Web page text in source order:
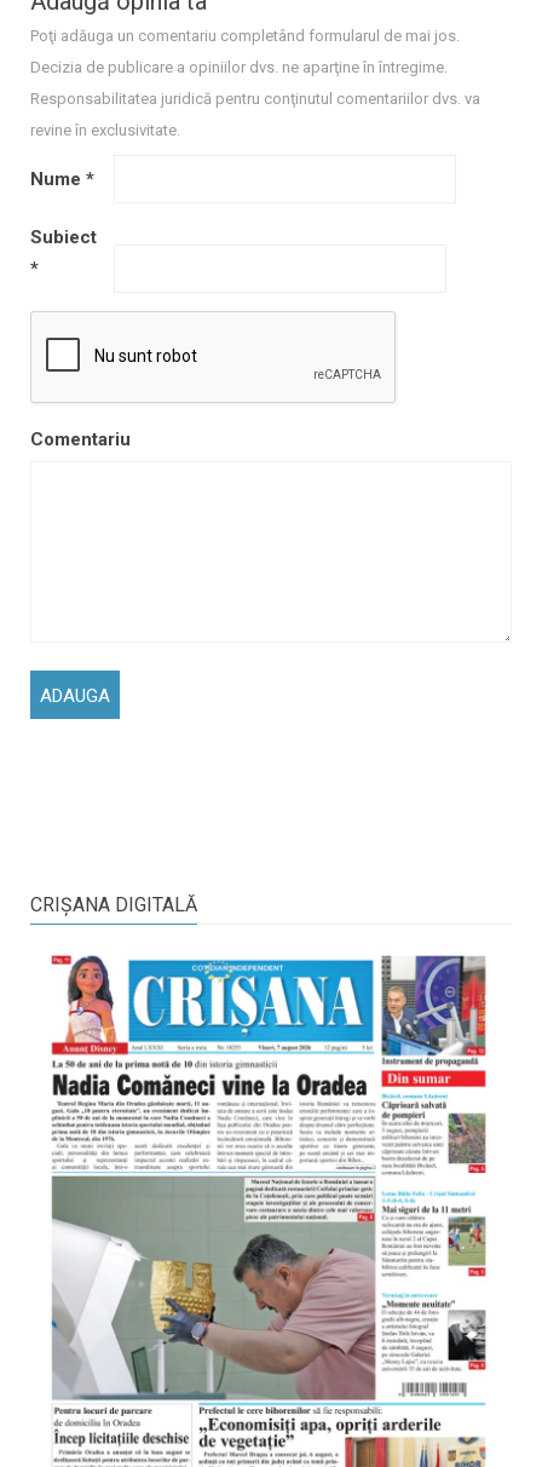
Poţi adăuga un comentariu completând formularul de mai jos.
Decizia de publicare a opiniilor dvs. ne aparţine în întregime.
Responsabilitatea juridică pentru conţinutul comentariilor dvs. va
revine în exclusivitate.
Nume *
Subiect
*
Comentariu
CRIŞANA DIGITALĂ